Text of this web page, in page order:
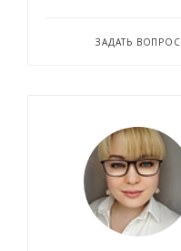
ЗАДАТЬ ВОПРОС